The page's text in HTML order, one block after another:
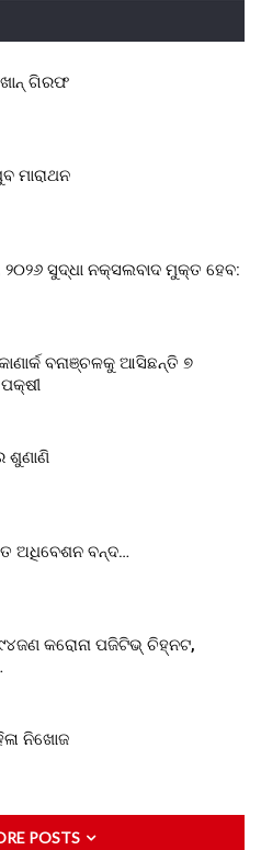
ଗିରଫ
ମାରାଥନ
୨୦୨୬ ସୁଦ୍ଧା ନକ୍ସଲବାଦ ମୁକ୍ତ ହେବ:
ବନାଞ୍ଚଳକୁ ଆସିଛନ୍ତି ୭
ଶୁଣାଣି
ଅଧିବେଶନ ବନ୍ଦ…
କରୋନା ପଜିଟିଭ୍ ଚିହ୍ନଟ,
ନିଖୋଜ
POSTS